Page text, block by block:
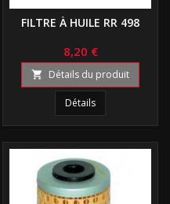
FILTRE À HUILE RR 498
8,20 €
 Détails du produit
Détails